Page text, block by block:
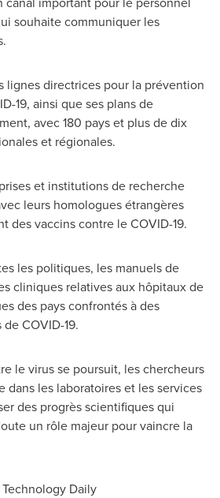
souhaite communiquer les
lignes directrices pour la prévention
19, ainsi que ses plans de
avec 180 pays et plus de dix
et régionales.
et institutions de recherche
leurs homologues étrangères
des vaccins contre le COVID-19.
les politiques, les manuels de
cliniques relatives aux hôpitaux de
des pays confrontés à des
COVID-19.
le virus se poursuit, les chercheurs
dans les laboratoires et les services
des progrès scientifiques qui
un rôle majeur pour vaincre la
Daily